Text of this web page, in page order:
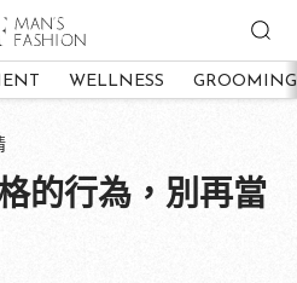
WELLNESS GROOMING
的行為，別再當